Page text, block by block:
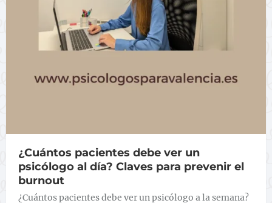
¿Cuántos pacientes debe ver un
psicólogo al día? Claves para prevenir el
burnout
¿Cuántos pacientes debe ver un psicólogo a la semana?